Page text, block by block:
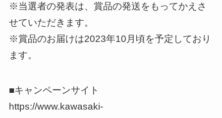
※当選者の発表は、賞品の発送をもってかえさ
せていただきます。
※賞品のお届けは2023年10月頃を予定しており
ます。
■キャンペーンサイト
https://www.kawasaki-